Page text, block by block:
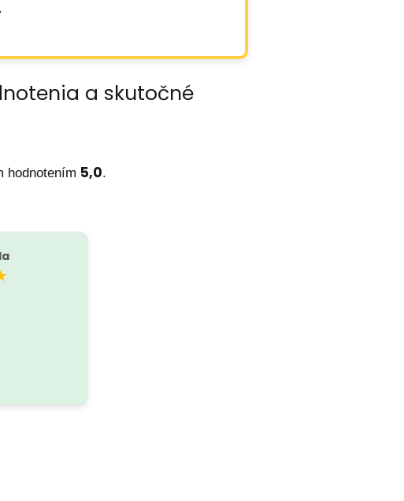
a skutočné
hodnotením 5,0.